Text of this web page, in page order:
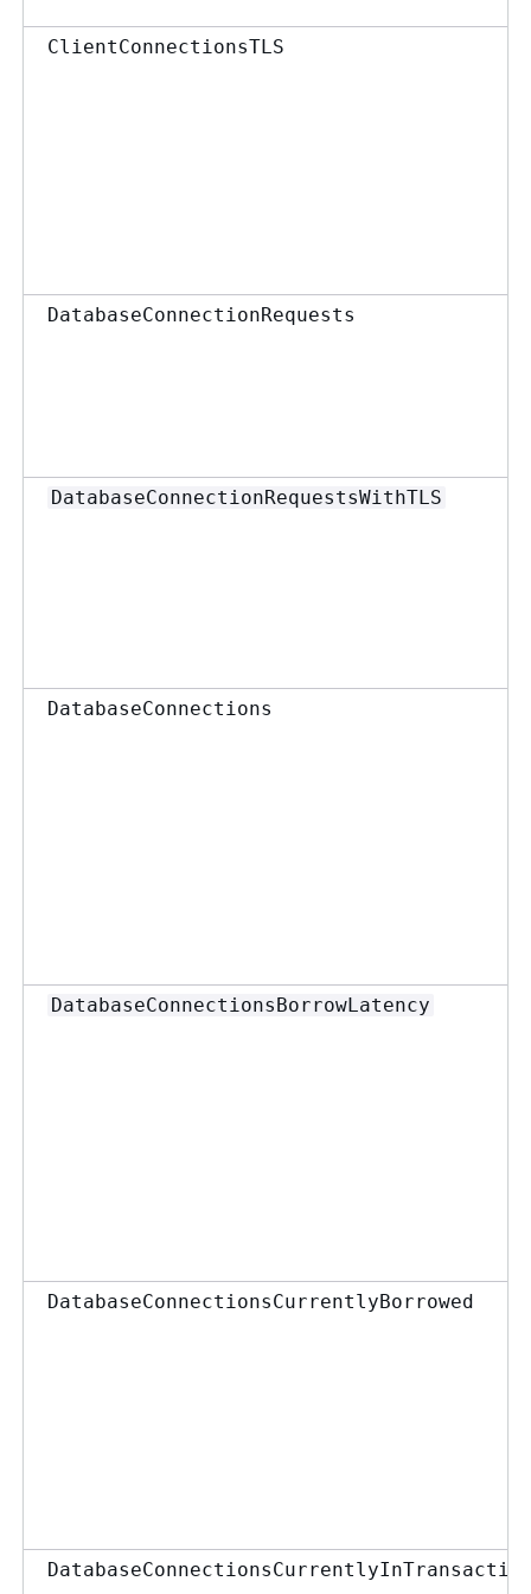
ClientConnectionsTLS
DatabaseConnectionRequests
DatabaseConnectionRequestsWithTLS
DatabaseConnections
DatabaseConnectionsBorrowLatency
DatabaseConnectionsCurrentlyBorrowed